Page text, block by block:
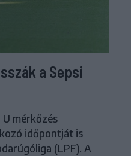
a Sepsi
U mérkőzés
időpontját is
(LPF). A